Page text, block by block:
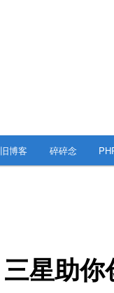
旧博客 碎碎念
三星助你